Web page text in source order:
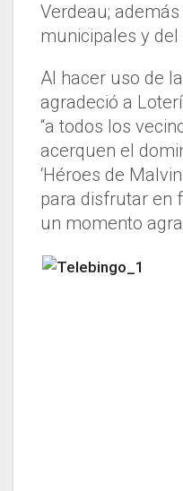
Verdeau;
municipales y
Al hacer uso de
agradeció a
“a todos los
acerquen el
‘Héroes de
para disfrutar en
un momento